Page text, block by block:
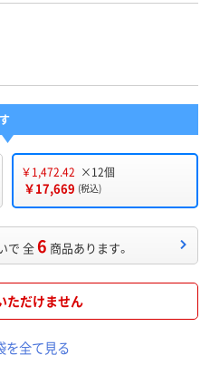
￥1,472.42 ×12個
￥17,669 (税込)
で 全6 商品あります。
ただけません
を全て見る